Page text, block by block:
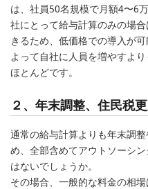
は、社員50名規模で月額4〜6
社にとって給与計算のみの場
きるため、低価格での導入が可
よって自社に人員を増やすよ
ほとんどです。
２、年末調整、住民税
通常の給与計算よりも年末調
め、全部含めてアウトソーシ
はないでしょうか。
その場合、一般的な料金の相